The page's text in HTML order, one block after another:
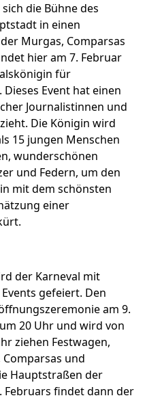
die Bühne des
in einen
Murgas, Comparsas
hier am 7. Februar
für
Event hat einen
Journalistinnen und
Die Königin wird
15 jungen Menschen
wunderschönen
und Federn, um den
mit dem schönsten
einer
der Karneval mit
gefeiert. Den
am 9.
20 Uhr und wird von
ziehen Festwagen,
und
Hauptstraßen der
Februars findet dann der